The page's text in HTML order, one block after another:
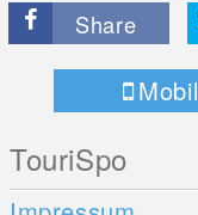
Share
Mobil
TouriSpo